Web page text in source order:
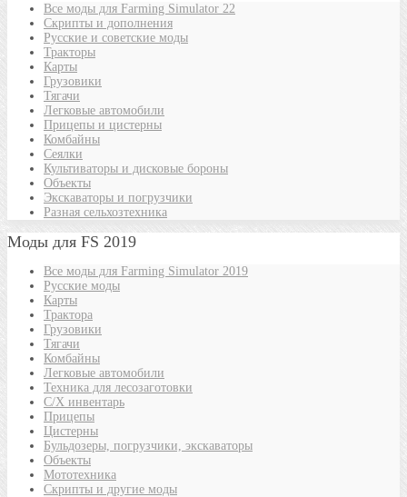
Все моды для Farming Simulator 22
Скрипты и дополнения
Русские и советские моды
Тракторы
Карты
Грузовики
Тягачи
Легковые автомобили
Прицепы и цистерны
Комбайны
Сеялки
Культиваторы и дисковые бороны
Объекты
Экскаваторы и погрузчики
Разная сельхозтехника
Моды для FS 2019
Все моды для Farming Simulator 2019
Русские моды
Карты
Трактора
Грузовики
Тягачи
Комбайны
Легковые автомобили
Техника для лесозаготовки
С/Х инвентарь
Прицепы
Цистерны
Бульдозеры, погрузчики, экскаваторы
Объекты
Мототехника
Скрипты и другие моды